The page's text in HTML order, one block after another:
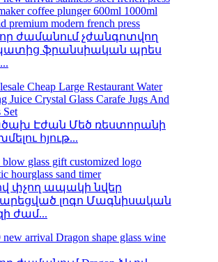
ժամանում չժանգոտվող
ֆրանսիական պրես
Էժան Մեծ ռեստորանի
հյութ...
փչող ապակի նվեր
լոգո Մագնիսական
ժամ...